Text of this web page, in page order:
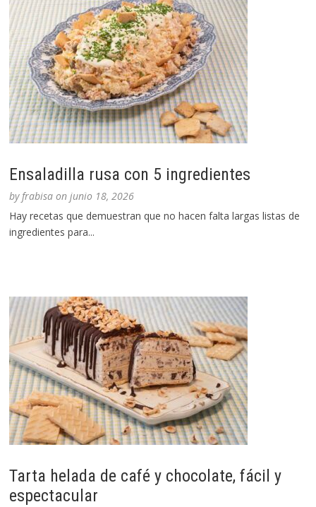
Ensaladilla rusa con 5 ingredientes
byfrabisa onjunio 18, 2026
Hay recetas que demuestran que no hacen falta largas listas de
ingredientes para...
Tarta helada de café y chocolate, fácil y
espectacular